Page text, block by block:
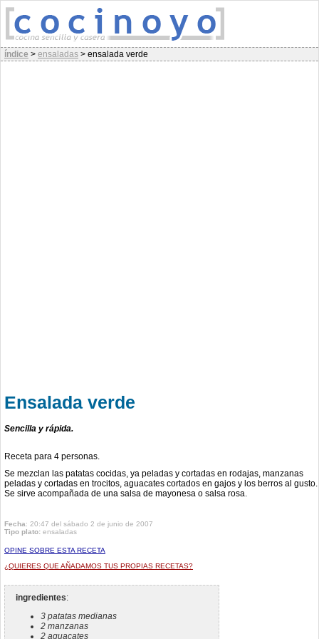
índice > ensaladas > ensalada verde
Ensalada verde
Sencilla y rápida.
Receta para 4 personas.
Se mezclan las patatas cocidas, ya peladas y cortadas en rodajas, manzanas
peladas y cortadas en trocitos, aguacates cortados en gajos y los berros al gusto.
Se sirve acompañada de una salsa de mayonesa o salsa rosa.
Fecha: 20:47 del sábado 2 de junio de 2007
Tipo plato: ensaladas
OPINE SOBRE ESTA RECETA
¿QUIERES QUE AÑADAMOS TUS PROPIAS RECETAS?
ingredientes:
3 patatas medianas
2 manzanas
2 aguacates